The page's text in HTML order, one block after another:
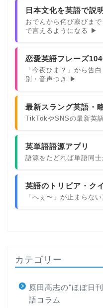
日本文化を英語で説
おでんから侘び寂びま
で言えるようになる ▶
恋愛英語フレーズ
「今夜ひま？」から告
別・音声つき ▶
最新スラング英語・
TikTokやSNSの最新英
英単語語源アプリ
語源をたどれば単語同
英語のトリビア・ク
「へぇ〜」が止まらな
カテゴリー
原田高志の"ほぼ日
語コラム